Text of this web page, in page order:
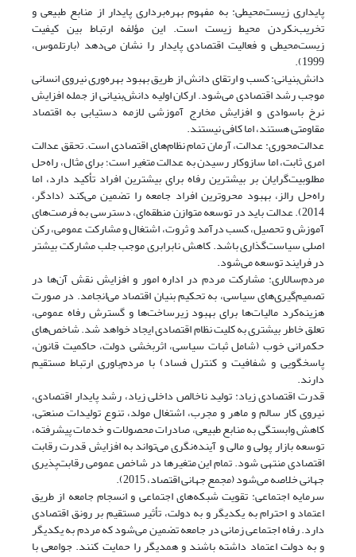
پایداری زیست‌محیطی: به مفهوم بهره‌برداری پایدار از منابع طبیعی و
تخریب‌نکردن محیط زیست است. این مؤلفه ارتباط‌ بین‌ کیفیت‌
زیست‌محیطی‌ و فعالیت‌ اقتصادی‌ پایدار را نشان‌ می‌دهد (بارتلموس،
1999).
دانش‌بنیانی: کسب و ارتقای دانش از طریق بهبود بهره‌وری نیروی انسانی
موجب رشد اقتصادی می‌شود. ارکان اولیه دانش‌بنیانی از جمله افزایش
نرخ باسوادی و افزایش مخارج آموزشی لازمه دستیابی به اقتصاد
مقاومتی هستند، اما کافی نیستند.
عدالت‌محوری: عدالت، آرمان تمام نظام‌های اقتصادی است. تحقق عدالت
امری ثابت، اما سازوکار رسیدن به عدالت متغیر است؛ برای مثال، راه‌حل
مطلوبیت‌گرایان بر بیشترین رفاه برای بیشترین افراد تأکید دارد، اما
راه‌حل رالز، بهبود محرو‌ترین افراد جامعه را تضمین می‌کند (دادگر،
2014). عدالت باید در توسعه متوازن منطقه‌ای، دسترسی به فرصت‌های
آموزش و تحصیل، کسب درآمد و ثروت، اشتغال و مشارکت عمومی، رکن
اصلی سیاست‌گذاری باشد. کاهش نابرابری موجب جلب مشارکت بیشتر
در فرایند توسعه می‌شود.
مردم‌سالاری: مشارکت مردم در اداره امور و افزایش نقش آن‌ها در
تصمیم‌گیری‌های سیاسی، به تحکیم بنیان اقتصاد می‌انجامد. در صورت
هزینه‌کرد مالیات‌ها برای بهبود زیرساخت‌ها و گسترش رفاه عمومی،
تعلق خاطر بیشتری به کلیت نظام اقتصادی ایجاد خواهد شد. شاخص‌های
حکمرانی خوب (شامل ثبات سیاسی، اثربخشی دولت، حاکمیت قانون،
پاسخگویی و شفافیت و کنترل فساد) با مردم‌باوری ارتباط مستقیم
دارند.
قدرت اقتصادی زیاد: تولید ناخالص داخلی زیاد، رشد پایدار اقتصادی،
نیروی کار سالم و ماهر و مجرب، اشتغال مولد، تنوع تولیدات صنعتی،
کاهش وابستگی به منابع طبیعی، صادرات محصولات و خدمات پیشرفته،
توسعه بازار پولی و مالی و آینده‌نگری می‌تواند به افزایش قدرت رقابت
اقتصادی منتهی شود. تمام این متغیرها در شاخص عمومی رقابت‌پذیری
جهانی خلاصه می‌شود (مجمع جهانی اقتصاد، 2015).
سرمایه اجتماعی: تقویت شبکه‌های اجتماعی و انسجام جامعه از طریق
اعتماد و احترام به یکدیگر و به دولت، تأثیر مستقیم بر رونق اقتصادی
دارد. رفاه اجتماعی زمانی در جامعه تضمین می‌شود که مردم به یکدیگر
و به دولت اعتماد داشته باشند و همدیگر را حمایت کنند. جوامعی با